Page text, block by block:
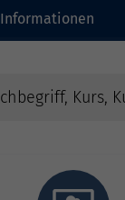
Informationen